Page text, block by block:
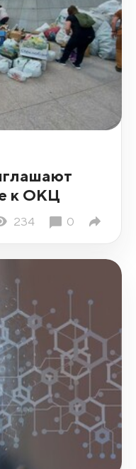
к ОКЦ
234 0